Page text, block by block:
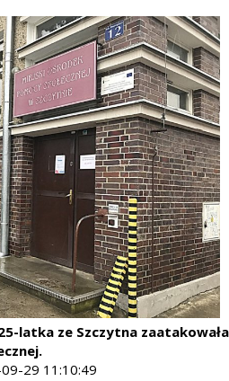
latka ze Szczytna zaatakowała
29 11:10:49